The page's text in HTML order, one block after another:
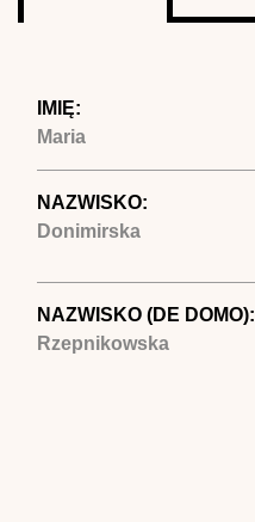
karta)
IMIĘ:
Maria
NAZWISKO:
Donimirska
NAZWISKO (DE DOMO):
Rzepnikowska